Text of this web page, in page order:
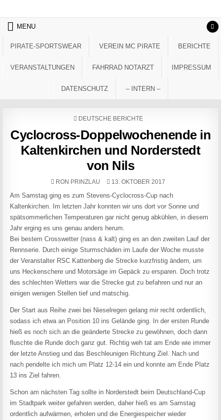
MENU
PIRATE-SPORTSWEAR VEREIN MC PIRATE BERICHTE
VERANSTALTUNGEN FAHRRAD NOTARZT IMPRESSUM
DATENSCHUTZ – INTERN –
POSTED IN
DEUTSCHE BERICHTE
Cyclocross-Doppelwochenende in
Kaltenkirchen und Norderstedt
von Nils
AUTHOR:
RON PRINZLAU PUBLISHED DATE:
13. OKTOBER 2017
Am Samstag ging es zum Stevens-Cyclocross-Cup nach
Kaltenkirchen. Im letzten Jahr konnten wir uns dort vor Sonne und
spätsommerlichen Temperaturen gar nicht genug abkühlen, in diesem
Jahr erging es uns genau anders herum.
Bei bestem Crosswetter (nass & kalt) ging es an den zweiten Lauf der
Rennserie. Durch einige Sturmschäden im Laufe der Woche musste
der Veranstalter RSC Kattenberg die Strecke kurzfristig ändern, um
uns Heckenschere und Motorsäge im Gepäck zu ersparen. Doch trotz
des schlechten Wetters war die Strecke gut zu befahren und nur an
einigen wenigen Stellen tief und matschig.
Der Start aus Reihe zwei bei Nieselregen gelang mir recht ordentlich,
sodass ich etwa an Position 10 ins Gelände ging. In der ersten Runde
hieß es noch sich an die geänderte Strecke zu gewöhnen, doch dann
fluschte die Runde doch ganz gut. Richtig weh tat am Ende wie immer
der letzte Anstieg und das Beschleunigen Richtung Ziel. Nach und
nach pendelte ich mich um Platz 12-14 ein und konnte am Ende Platz
13 ins Ziel fahren.
Schon am nächsten Tag sollte in Norderstedt beim Deutschland-Cup
im Stadtpark weiter gefahren werden, daher hieß es am Samstag
ordentlich aufwärmen, erholen und die Energiespeicher wieder